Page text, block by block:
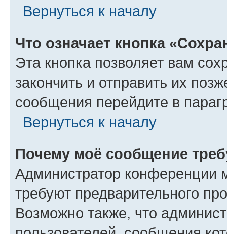
Вернуться к началу
Что означает кнопка
Эта кнопка позволяет вам
закончить и отправить их
сообщения перейдите в
Вернуться к началу
Почему моё сообщение
Администратор конференции
требуют предварительного
Возможно также, что